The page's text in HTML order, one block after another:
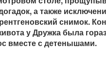
а также
снимок.
у Дружка была
вместе с детенышами.